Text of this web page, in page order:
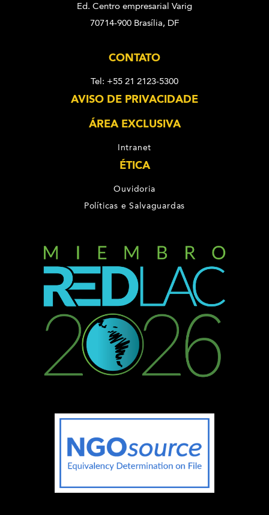
Ed. Centro empresarial Varig
70714-900 Brasília, DF
CONTATO
Tel: +55 21 2123-5300
AVISO DE PRIVACIDADE
ÁREA EXCLUSIVA
Intranet
ÉTICA
Ouvidoria
Políticas e Salvaguardas